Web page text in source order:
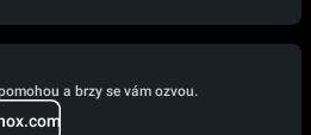
a brzy se vám ozvou.